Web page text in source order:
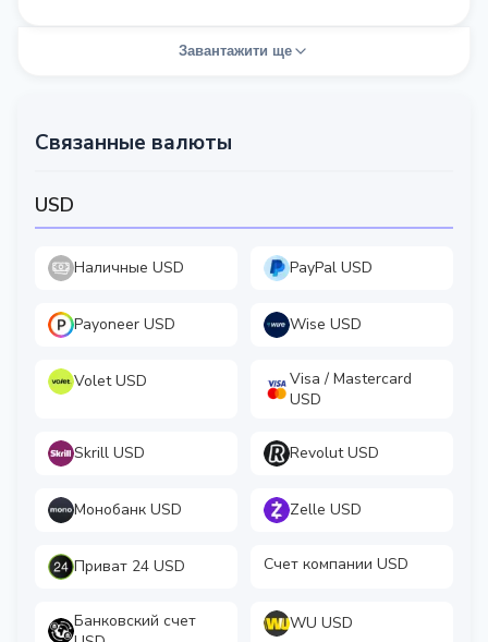
Завантажити ще
Связанные валюты
USD
Наличные USD PayPal USD
Payoneer USD Wise USD
Volet USD
Visa / Mastercard
USD
Skrill USD Revolut USD
Монобанк USD Zelle USD
Приват 24 USD Счет компании USD
Банковский счет
WU USD